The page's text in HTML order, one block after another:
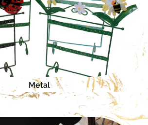
Metal